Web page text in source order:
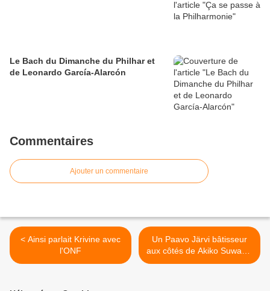
Le Bach du Dimanche du Philhar et
de Leonardo García-Alarcón
Commentaires
Ajouter un commentaire
< Ainsi parlait Krivine avec
l'ONF
Un Paavo Järvi bâtisseur
aux côtés de Akiko Suwanai
et de l'Orchestre de Paris >